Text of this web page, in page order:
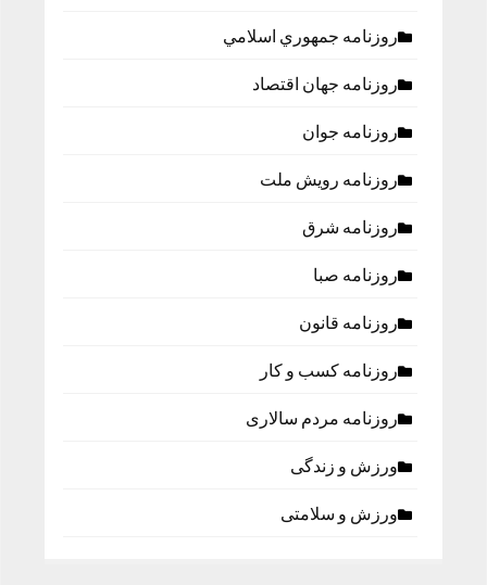
روزنامه جمهوري اسلامي
روزنامه جهان اقتصاد
روزنامه جوان
روزنامه رویش ملت
روزنامه شرق
روزنامه صبا
روزنامه قانون
روزنامه كسب و كار
روزنامه مردم سالاری
ورزش و زندگی
ورزش و سلامتی